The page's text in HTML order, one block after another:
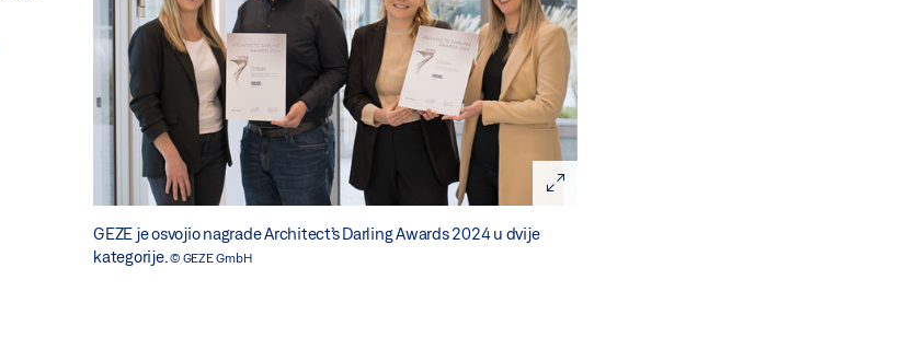
GEZE je osvojio nagrade Architect’s Darling Awards 2024 u dvije
kategorije. © GEZE GmbH